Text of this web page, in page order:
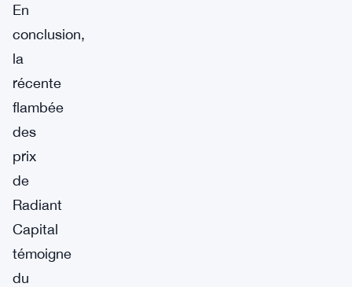
En
conclusion,
la
récente
flambée
des
prix
de
Radiant
Capital
témoigne
du